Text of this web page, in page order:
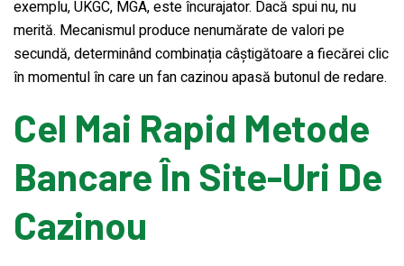
exemplu, UKGC, MGA, este încurajator. Dacă spui nu, nu
merită. Mecanismul produce nenumărate de valori pe
secundă, determinând combinația câștigătoare a fiecărei clic
în momentul în care un fan cazinou apasă butonul de redare.
Cel Mai Rapid Metode
Bancare În Site-Uri De
Cazinou